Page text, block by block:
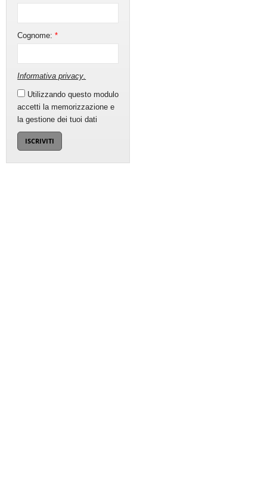
Cognome:*
Informativa privacy
Utilizzando questo modulo
accetti la memorizzazione e
la gestione dei tuoi dati